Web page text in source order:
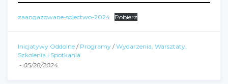
zaangazowane-solectwo-2024 Pobierz
Inicjatywy Oddolne / Programy /Wydarzenia, Warsztaty,
Szkolenia i Spotkania
- 05/28/2024